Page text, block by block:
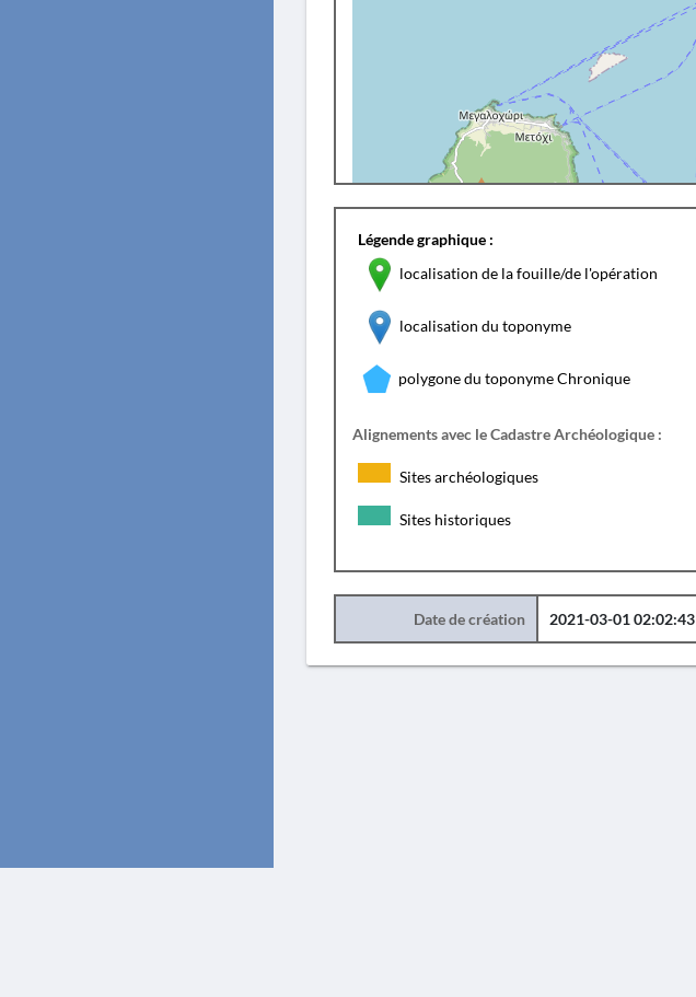
Légende graphique :
localisation de la fouille/de l'opération
localisation du toponyme
polygone du toponyme Chronique
Alignements avec le Cadastre Archéologique :
Sites archéologiques
Sites historiques
Date de création 2021-03-01 02:02:43